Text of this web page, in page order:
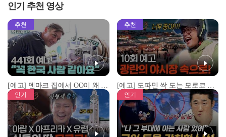
인기 추천 영상
추천
[예고] 덴마크 집에서 OO이 왜 나와...? 이상할 정도로 한국을 사랑하는 우리 형을 제보합니다!
추천
[예고] 도파민 싹 도는 모로코 야시장 투어!
인기 인기